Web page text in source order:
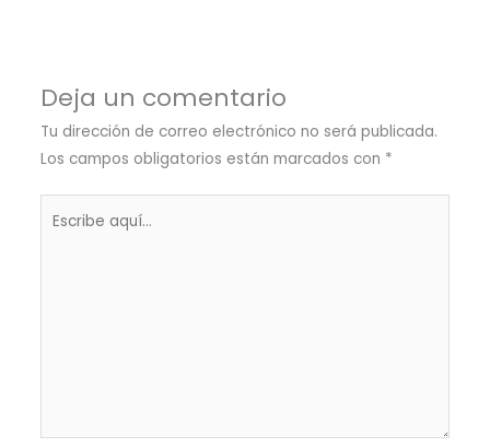
Deja un comentario
Tu dirección de correo electrónico no será publicada.
Los campos obligatorios están marcados con *